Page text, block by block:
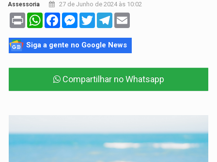
Assessoria 27 de Junho de 2024 às 10:02
Print WhatsAppFacebookMessenger
TwitterTelegram
Siga a gente no Google News
Compartilhar no Whatsapp